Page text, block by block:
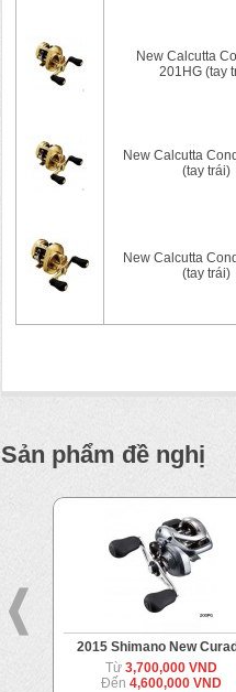
New Calcutta
201HG (tay
New Calcutta
(tay trái)
New Calcutta
(tay trái)
Sản phẩm đề nghị
2015 Shimano New
Từ 3,700,000 VND
Đến 4,600,000 VND